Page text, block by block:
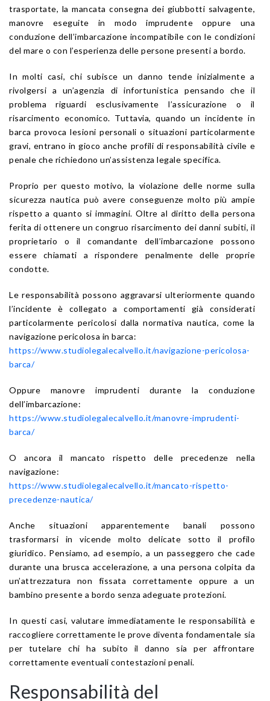
trasportate, la mancata consegna dei giubbotti salvagente,
manovre eseguite in modo imprudente oppure una
conduzione dell’imbarcazione incompatibile con le condizioni
del mare o con l’esperienza delle persone presenti a bordo.
In molti casi, chi subisce un danno tende inizialmente a
rivolgersi a un’agenzia di infortunistica pensando che il
problema riguardi esclusivamente l’assicurazione o il
risarcimento economico. Tuttavia, quando un incidente in
barca provoca lesioni personali o situazioni particolarmente
gravi, entrano in gioco anche profili di responsabilità civile e
penale che richiedono un’assistenza legale specifica.
Proprio per questo motivo, la violazione delle norme sulla
sicurezza nautica può avere conseguenze molto più ampie
rispetto a quanto si immagini. Oltre al diritto della persona
ferita di ottenere un congruo risarcimento dei danni subiti, il
proprietario o il comandante dell’imbarcazione possono
essere chiamati a rispondere penalmente delle proprie
condotte.
Le responsabilità possono aggravarsi ulteriormente quando
l’incidente è collegato a comportamenti già considerati
particolarmente pericolosi dalla normativa nautica, come la
navigazione pericolosa in barca:
https://www.studiolegalecalvello.it/navigazione-pericolosa-
barca/
Oppure manovre imprudenti durante la conduzione
dell’imbarcazione:
https://www.studiolegalecalvello.it/manovre-imprudenti-
barca/
O ancora il mancato rispetto delle precedenze nella
navigazione:
https://www.studiolegalecalvello.it/mancato-rispetto-
precedenze-nautica/
Anche situazioni apparentemente banali possono
trasformarsi in vicende molto delicate sotto il profilo
giuridico. Pensiamo, ad esempio, a un passeggero che cade
durante una brusca accelerazione, a una persona colpita da
un’attrezzatura non fissata correttamente oppure a un
bambino presente a bordo senza adeguate protezioni.
In questi casi, valutare immediatamente le responsabilità e
raccogliere correttamente le prove diventa fondamentale sia
per tutelare chi ha subito il danno sia per affrontare
correttamente eventuali contestazioni penali.
Responsabilità del